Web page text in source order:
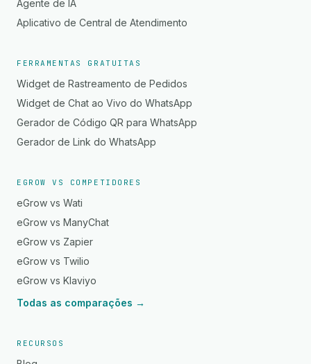
Agente de IA
Aplicativo de Central de Atendimento
FERRAMENTAS GRATUITAS
Widget de Rastreamento de Pedidos
Widget de Chat ao Vivo do WhatsApp
Gerador de Código QR para WhatsApp
Gerador de Link do WhatsApp
EGROW VS COMPETIDORES
eGrow vs Wati
eGrow vs ManyChat
eGrow vs Zapier
eGrow vs Twilio
eGrow vs Klaviyo
Todas as comparações →
RECURSOS